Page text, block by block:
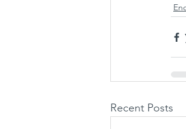
Recent Posts